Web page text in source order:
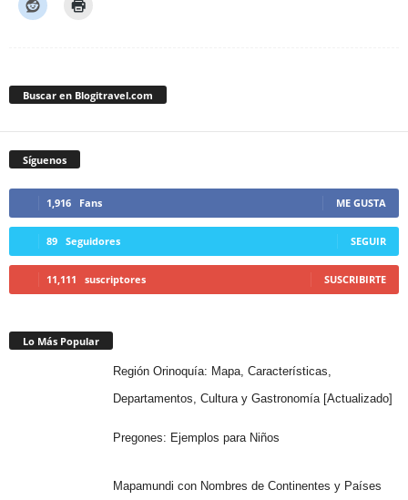
Buscar en Blogitravel.com
Síguenos
1,916 Fans ME GUSTA
89 Seguidores SEGUIR
11,111 suscriptores SUSCRIBIRTE
Lo Más Popular
Región Orinoquía: Mapa, Características,
Departamentos, Cultura y Gastronomía [Actualizado]
Pregones: Ejemplos para Niños
Mapamundi con Nombres de Continentes y Países